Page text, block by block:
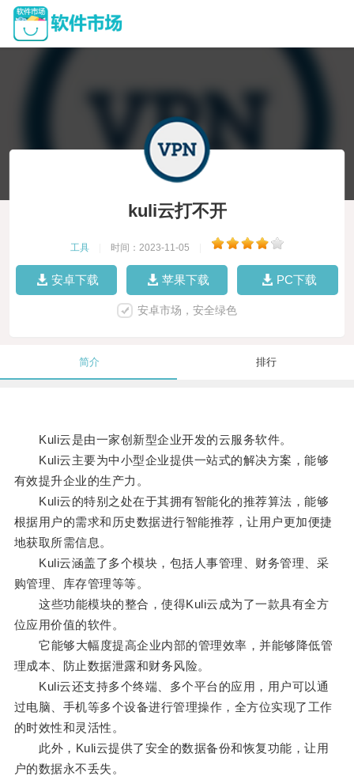
kuli云打不开
工具 时间：2023-11-05
安卓下载 苹果下载 PC下载
安卓市场，安全绿色
简介 排行
Kuli云是由一家创新型企业开发的云服务软件。
Kuli云主要为中小型企业提供一站式的解决方案，能够
有效提升企业的生产力。
Kuli云的特别之处在于其拥有智能化的推荐算法，能够
根据用户的需求和历史数据进行智能推荐，让用户更加便捷
地获取所需信息。
Kuli云涵盖了多个模块，包括人事管理、财务管理、采
购管理、库存管理等等。
这些功能模块的整合，使得Kuli云成为了一款具有全方
位应用价值的软件。
它能够大幅度提高企业内部的管理效率，并能够降低管
理成本、防止数据泄露和财务风险。
Kuli云还支持多个终端、多个平台的应用，用户可以通
过电脑、手机等多个设备进行管理操作，全方位实现了工作
的时效性和灵活性。
此外，Kuli云提供了安全的数据备份和恢复功能，让用
户的数据永不丢失。